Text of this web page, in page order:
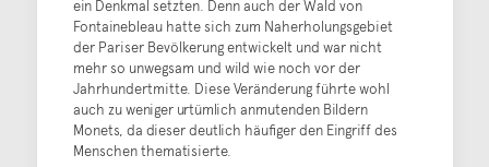
ein Denkmal setzten. Denn auch der Wald von
Fontainebleau hatte sich zum Naherholungsgebiet
der Pariser Bevölkerung entwickelt und war nicht
mehr so unwegsam und wild wie noch vor der
Jahrhundertmitte. Diese Veränderung führte wohl
auch zu weniger urtümlich anmutenden Bildern
Monets, da dieser deutlich häufiger den Eingriff des
Menschen thematisierte.